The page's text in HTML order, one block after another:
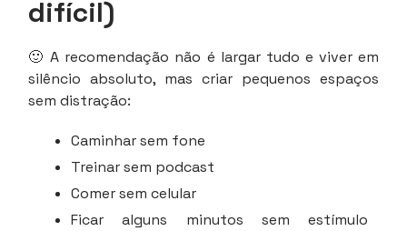
difícil)
🙂 A recomendação não é largar tudo e viver em
silêncio absoluto, mas criar pequenos espaços
sem distração:
Caminhar sem fone
Treinar sem podcast
Comer sem celular
Ficar alguns minutos sem estímulo